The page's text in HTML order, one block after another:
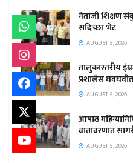
नेताजी शिक्षण
सदिच्छा भेट
AUGUST 5, 2026
तालुकास्तरीय
प्रशालेस
AUGUST 5, 2026
आषाढ
वातावरणात
AUGUST 5, 2026